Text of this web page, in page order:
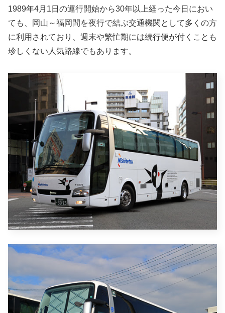
1989年4月1日の運行開始から30年以上経った今日におい
ても、岡山～福岡間を夜行で結ぶ交通機関として多くの方
に利用されており、週末や繁忙期には続行便が付くことも
珍しくない人気路線でもあります。